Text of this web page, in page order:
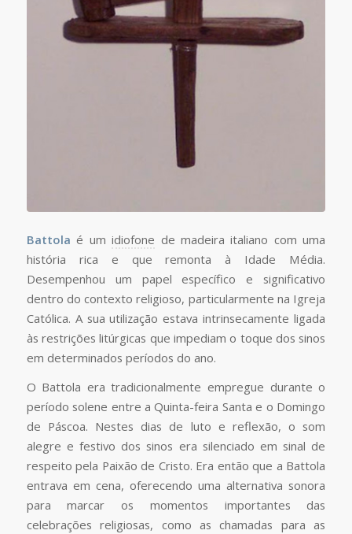
Battolaé umidiofone de madeira italiano com uma
história rica e que remonta à Idade Média.
Desempenhou um papel específico e significativo
dentro do contexto religioso, particularmente na Igreja
Católica. A sua utilização estava intrinsecamente ligada
às restrições litúrgicas que impediam o toque dos sinos
em determinados períodos do ano.
O Battola era tradicionalmente empregue durante o
período solene entre a Quinta-feira Santa e o Domingo
de Páscoa. Nestes dias de luto e reflexão, o som
alegre e festivo dos sinos era silenciado em sinal de
respeito pela Paixão de Cristo. Era então que a Battola
entrava em cena, oferecendo uma alternativa sonora
para marcar os momentos importantes das
celebrações religiosas, como as chamadas para as